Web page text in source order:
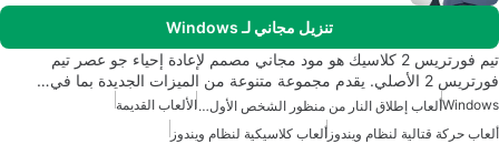
تنزيل مجاني لـ Windows
تيم فورتريس 2 كلاسيك هو مود مجاني مصمم لإعادة إحياء جو عصر تيم
فورتريس 2 الأصلي. يقدم مجموعة متنوعة من الميزات الجديدة بما في…
Windows ألعاب إطلاق النار من منظور الشخص الأول لويندوزالألعاب القديمة
ألعاب حركة قتالية لنظام ويندوز ألعاب كلاسيكية لنظام ويندوز